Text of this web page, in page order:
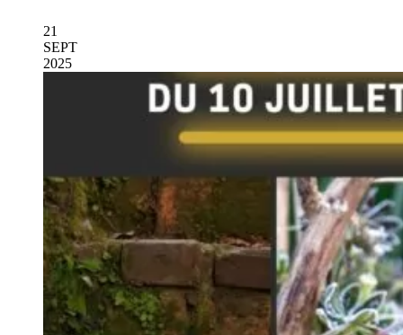
21
SEPT
2025